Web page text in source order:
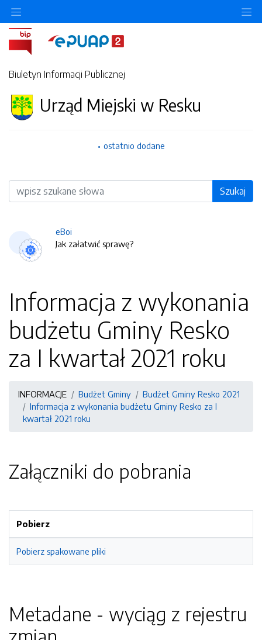
Biuletyn Informacji Publicznej
Urząd Miejski w Resku
ostatnio dodane
Wyszukiwarka Szukaj
eBoi
Jak załatwić sprawę?
Informacja z wykonania
budżetu Gminy Resko
za I kwartał 2021 roku
INFORMACJE Budżet Gminy
Budżet Gminy Resko 2021
Informacja z wykonania budżetu Gminy Resko za I
kwartał 2021 roku
Załączniki do pobrania
Pobierz
Pobierz spakowane pliki
Metadane - wyciąg z rejestru